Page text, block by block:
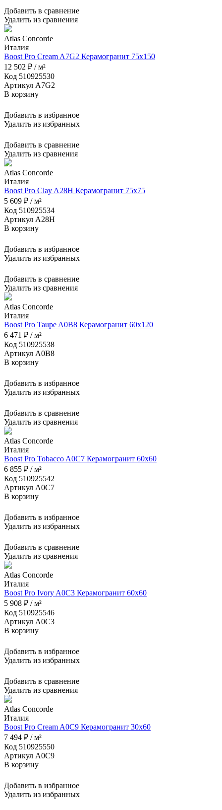
Добавить в сравнение
Удалить из сравнения
Atlas Concorde
Италия
Boost Pro Cream A7G2 Керамогранит 75x150
12 502 ₽ / м²
Код 510925530
Артикул A7G2
В корзину
Добавить в избранное
Удалить из избранных
Добавить в сравнение
Удалить из сравнения
Atlas Concorde
Италия
Boost Pro Clay A28H Керамогранит 75x75
5 609 ₽ / м²
Код 510925534
Артикул A28H
В корзину
Добавить в избранное
Удалить из избранных
Добавить в сравнение
Удалить из сравнения
Atlas Concorde
Италия
Boost Pro Taupe A0B8 Керамогранит 60x120
6 471 ₽ / м²
Код 510925538
Артикул A0B8
В корзину
Добавить в избранное
Удалить из избранных
Добавить в сравнение
Удалить из сравнения
Atlas Concorde
Италия
Boost Pro Tobacco A0C7 Керамогранит 60x60
6 855 ₽ / м²
Код 510925542
Артикул A0C7
В корзину
Добавить в избранное
Удалить из избранных
Добавить в сравнение
Удалить из сравнения
Atlas Concorde
Италия
Boost Pro Ivory A0C3 Керамогранит 60x60
5 908 ₽ / м²
Код 510925546
Артикул A0C3
В корзину
Добавить в избранное
Удалить из избранных
Добавить в сравнение
Удалить из сравнения
Atlas Concorde
Италия
Boost Pro Cream A0C9 Керамогранит 30x60
7 494 ₽ / м²
Код 510925550
Артикул A0C9
В корзину
Добавить в избранное
Удалить из избранных